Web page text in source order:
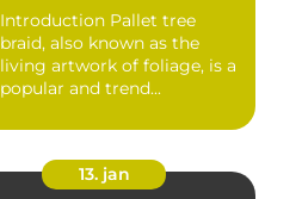
Introduction Pallet tree
braid, also known as the
living artwork of foliage, is a
popular and trend...
13. jan